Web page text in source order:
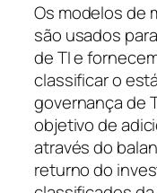
Os modelos de
são usados
de TI e
classificar o
governança de
objetivo de
através do
returno do